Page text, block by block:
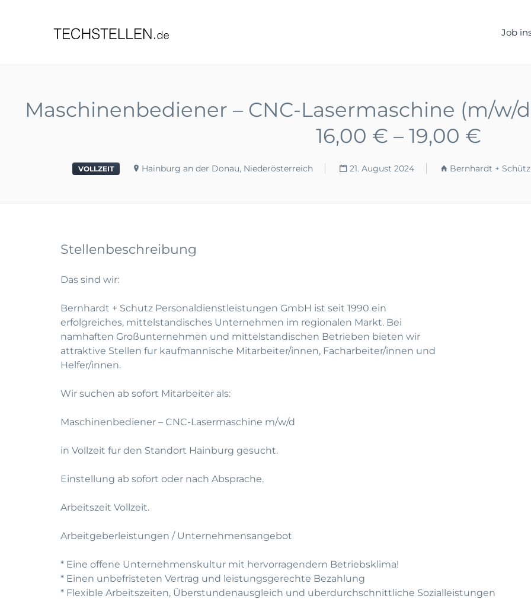
Job
Maschinenbediener – CNC-Lasermaschine (m/w/
16,00 € – 19,00 €
VOLLZEIT Hainburg an der Donau, Niederösterreich 21. August 2024 Bernhardt +
Stellenbeschreibung
Das sind wir:
Bernhardt + Schutz Personaldienstleistungen GmbH ist seit 1990 ein
erfolgreiches, mittelstandisches Unternehmen im regionalen Markt. Bei
namhaften Großunternehmen und mittelstandischen Betrieben bieten wir
attraktive Stellen fur kaufmannische Mitarbeiter/innen, Facharbeiter/innen und
Helfer/innen.
Wir suchen ab sofort Mitarbeiter als:
Maschinenbediener – CNC-Lasermaschine m/w/d
in Vollzeit fur den Standort Hainburg gesucht.
Einstellung ab sofort oder nach Absprache.
Arbeitszeit Vollzeit.
Arbeitgeberleistungen / Unternehmensangebot
* Eine offene Unternehmenskultur mit hervorragendem Betriebsklima!
* Einen unbefristeten Vertrag und leistungsgerechte Bezahlung
* Flexible Arbeitszeiten, Überstundenausgleich und uberdurchschnittliche Sozialleistungen